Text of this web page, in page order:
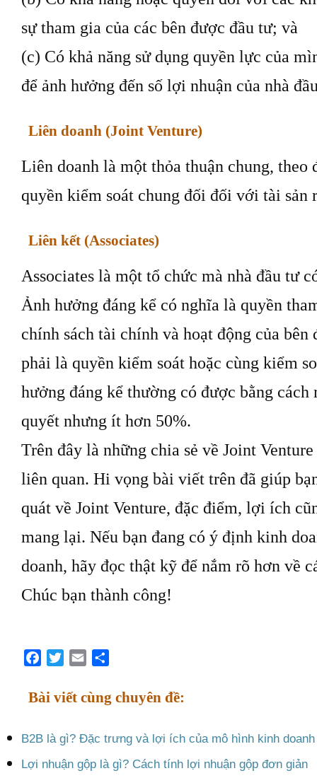
sự tham gia của các bên được đầu tư; và
(c) Có khả năng sử dụng quyền lực của
để ảnh hưởng đến số lợi nhuận của nhà
Liên doanh (Joint Venture)
Liên doanh là một thỏa thuận chung, theo
quyền kiểm soát chung đối đối với tài sản
Liên kết (Associates)
Associates là một tổ chức mà nhà đầu tư
Ảnh hưởng đáng kể có nghĩa là quyền
chính sách tài chính và hoạt động của
phải là quyền kiểm soát hoặc cùng kiểm
hưởng đáng kể thường có được bằng cách
quyết nhưng ít hơn 50%.
Trên đây là những chia sẻ về Joint
liên quan. Hi vọng bài viết trên đã giúp
quát về Joint Venture, đặc điểm, lợi ích
mang lại. Nếu bạn đang có ý định kinh
doanh, hãy đọc thật kỹ để nắm rõ hơn về
Chúc bạn thành công!
Facebook
TwitterEmail
Bài viết cùng chuyên đề:
B2B là gì? Đặc trưng và lợi ích của mô hình kinh doanh
Lợi nhuận gộp là gì? Cách tính lợi nhuận gộp đơn giản